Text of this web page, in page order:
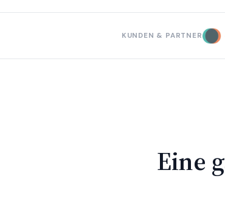
KUNDEN & PARTNER
Eine